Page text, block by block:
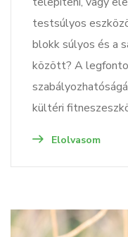
testsúlyos
blokk súlyos és a
között? A
kültéri
Elolvasom